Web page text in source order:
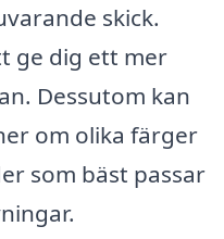
skick.
ge dig ett mer
Dessutom kan
om olika färger
som bäst passar